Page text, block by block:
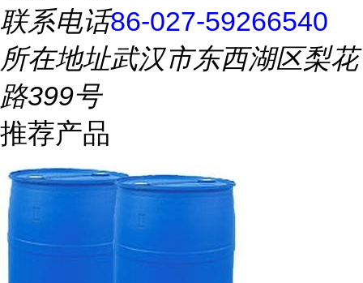
联系电话86-027-59266540
所在地址武汉市东西湖区梨花
路399号
推荐产品